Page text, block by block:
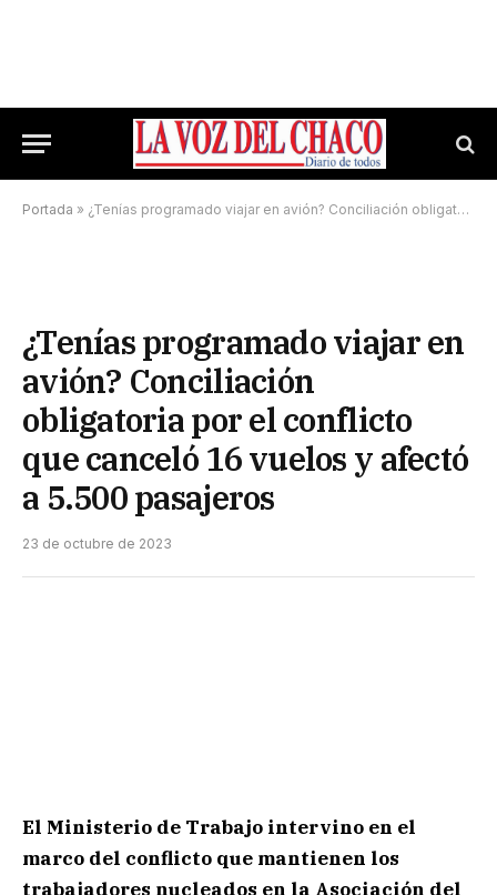
Portada » ¿Tenías programado viajar en avión? Conciliación obligatoria por el conflicto que canceló 16 vuelos y afectó a 5.500 pasajeros
¿Tenías programado viajar en
avión? Conciliación
obligatoria por el conflicto
que canceló 16 vuelos y afectó
a 5.500 pasajeros
23 de octubre de 2023
El Ministerio de Trabajo intervino en el
marco del conflicto que mantienen los
trabajadores nucleados en la Asociación del